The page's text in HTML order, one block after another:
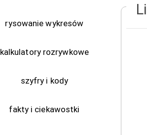
rysowanie wykresów
kalkulatory rozrywkowe
szyfry i kody
fakty i ciekawostki